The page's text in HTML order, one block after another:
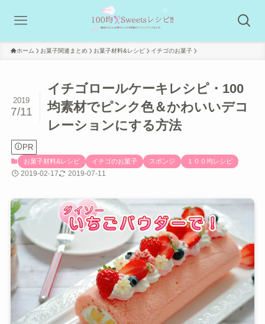
ホーム お菓子関連まとめ お菓子材料&レシピ イチゴのお菓子
イチゴロールケーキレシピ・100
均素材でピンク色＆かわいいデコ
レーションにする方法
2019
7/11
PR
お菓子材料&レシピ イチゴのお菓子 スポンジ １００均レシピ
2019-02-17 2019-07-11